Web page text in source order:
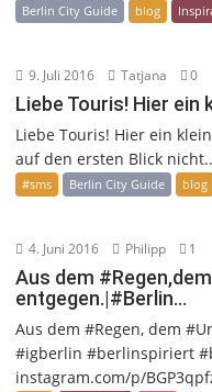
Berlin City Guide blog
9. Juli 2016 Tatjana 0
Liebe Touris! Hier
Liebe Touris! Hier ein
auf den ersten Blick
#sms Berlin City Guide blog
4. Juni 2016 Philipp 1
Aus dem
entgegen.|#Berlin…
Aus dem #Regen, dem
#igberlin #berlinspiriert
instagram.com/p/